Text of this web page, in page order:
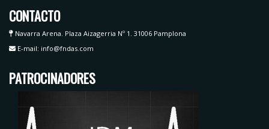
CONTACTO
Navarra Arena. Plaza Aizagerria Nº 1. 31006 Pamplona
E-mail: info@fndas.com
PATROCINADORES